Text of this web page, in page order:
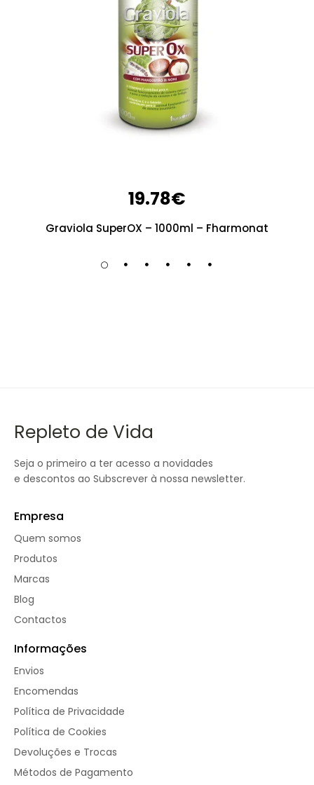
19.78€
Graviola SuperOX – 1000ml – Fharmonat
Repleto de Vida
Seja o primeiro a ter acesso a novidades
e descontos ao Subscrever à nossa newsletter.
Empresa
Quem somos
Produtos
Marcas
Blog
Contactos
Informações
Envios
Encomendas
Política de Privacidade
Política de Cookies
Devoluções e Trocas
Métodos de Pagamento